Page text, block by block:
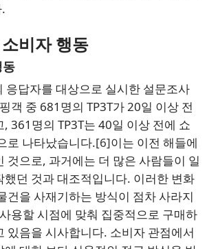
비자 행동
답자를 대상으로 실시한 설문조사
객 중 681명의 TP3T가 20일 이상 전
361명의 TP3T는 40일 이상 전에 쇼
로 나타났습니다.[6]이는 이전 해들에
것으로, 과거에는 더 많은 사람들이 일
했던 것과 대조적입니다. 이러한 변화
건을 사재기하는 방식이 점차 사라지
용할 시점에 맞춰 집중적으로 구매하
있음을 시사합니다. 소비자 관점에서